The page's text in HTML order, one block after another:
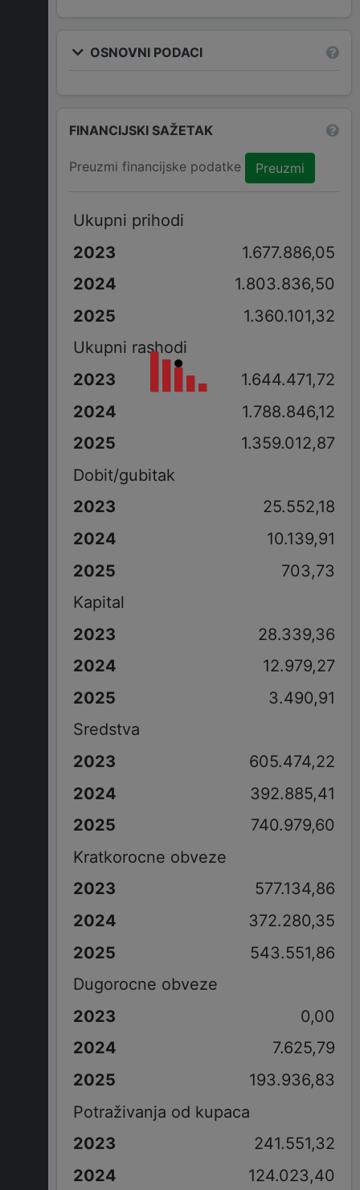
OSNOVNI PODACI
FINANCIJSKI SAŽETAK
Preuzmi financijske podatke Preuzmi
Ukupni prihodi
1.677.886,05
1.803.836,50
1.360.101,32
Ukupni rashodi
1.644.471,72
1.788.846,12
1.359.012,87
Dobit/gubitak
25.552,18
10.139,91
703,73
Kapital
28.339,36
12.979,27
3.490,91
Sredstva
605.474,22
392.885,41
740.979,60
Kratkorocne obveze
577.134,86
372.280,35
543.551,86
Dugorocne obveze
0,00
7.625,79
193.936,83
Potraživanja od kupaca
241.551,32
124.023,40